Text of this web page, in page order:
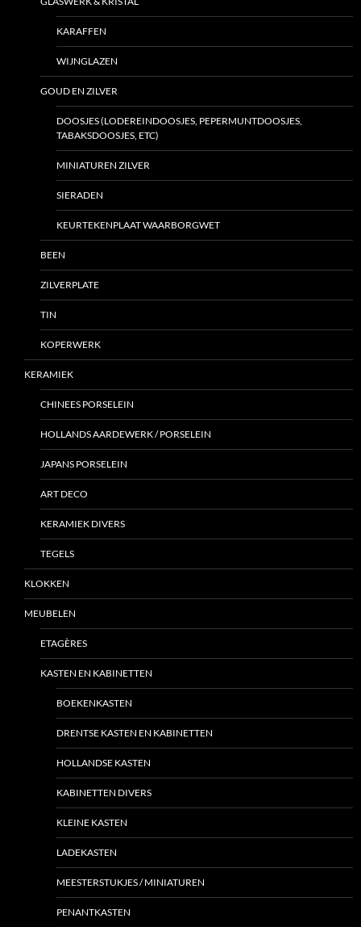
KARAFFEN
WIJNGLAZEN
GOUD EN ZILVER
DOOSJES (LODEREINDOOSJES, PEPERMUNTDOOSJES,
TABAKSDOOSJES, ETC)
MINIATUREN ZILVER
SIERADEN
KEURTEKENPLAAT WAARBORGWET
BEEN
ZILVERPLATE
TIN
KOPERWERK
KERAMIEK
CHINEES PORSELEIN
HOLLANDS AARDEWERK / PORSELEIN
JAPANS PORSELEIN
ART DECO
KERAMIEK DIVERS
TEGELS
KLOKKEN
MEUBELEN
ETAGÈRES
KASTEN EN KABINETTEN
BOEKENKASTEN
DRENTSE KASTEN EN KABINETTEN
HOLLANDSE KASTEN
KABINETTEN DIVERS
KLEINE KASTEN
LADEKASTEN
MEESTERSTUKJES / MINIATUREN
PENANTKASTEN